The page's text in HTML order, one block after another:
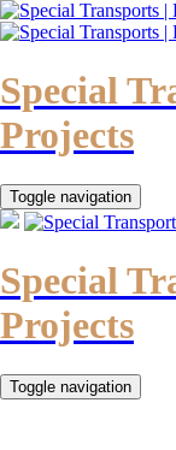
Special
Projects
Toggle navigation
Special
Projects
Toggle navigation